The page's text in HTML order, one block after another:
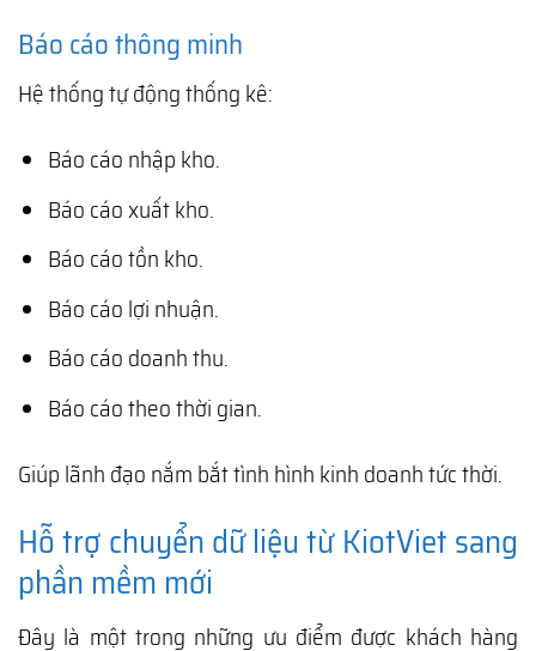
Báo cáo thông minh
Hệ thống tự động thống kê:
Báo cáo nhập kho.
Báo cáo xuất kho.
Báo cáo tồn kho.
Báo cáo lợi nhuận.
Báo cáo doanh thu.
Báo cáo theo thời gian.
Giúp lãnh đạo nắm bắt tình hình kinh doanh tức thời.
Hỗ trợ chuyển dữ liệu từ KiotViet sang
phần mềm mới
Đây là một trong những ưu điểm được khách hàng